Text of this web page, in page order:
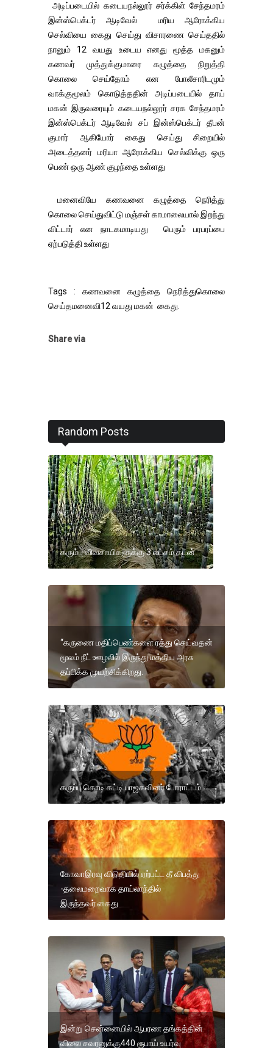
அடிப்படையில் கடையநல்லூர் சர்க்கிள் சேந்தமரம்
இன்ஸ்பெக்டர் ஆடிவேல் மரிய ஆரோக்கிய
செல்வியை கைது செய்து விசாரணை செய்ததில்
நானும் 12 வயது உடைய எனது மூத்த மகனும்
கணவர் முத்துக்குமாரை கழுத்தை நிறுத்தி
கொலை செய்தோம் என போலீசாரிடமும்
வாக்குமூலம் கொடுத்ததின் அடிப்படையில் தாய்
மகன் இருவரையும் கடையநல்லூர் சரக சேந்தமரம்
இன்ஸ்பெக்டர் ஆடிவேல் சப் இன்ஸ்பெக்டர் தீபன்
குமார் ஆகியோர் கைது செய்து சிறையில்
அடைத்தனர் மரியா ஆரோக்கிய செல்விக்கு ஒரு
பெண் ஒரு ஆண் குழந்தை உள்ளது
மனைவியே கணவனை கழுத்தை நெரித்து
கொலை செய்துவிட்டு மஞ்சள் காமாலையால் இறந்து
விட்டார் என நாடகமாடியது பெரும் பரபரப்பை
ஏற்படுத்தி உள்ளது
Tags : கணவனை கழுத்தை நெரித்துகொலை
செய்தமனைவி12 வயது மகன் கைது.
Share via
Random Posts
கரும்பு விவசாயிகளுக்கு 3 லட்சம் கடன்
“கருணை மதிப்பெண்களை ரத்து செய்வதன்
மூலம் நீட் ஊழலில் இருந்து மத்திய அரசு
தப்பிக்க முயற்சிக்கிறது.
கருப்பு கொடி கட்டி பாஜகவினர் போராட்டம்.
கோவாஇரவு விடுதியில் ஏற்பட்ட தீ விபத்து
-தலைமறைவாக தாய்லாந்தில்
இருந்தவர் கைது
இன்று சென்னையில் ஆபரண தங்கத்தின்
விலை சவரனுக்கு440 ரூபாய் உயர்வு